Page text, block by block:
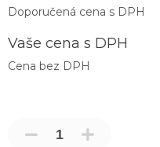
Doporučená cena s DPH
Vaše cena s DPH
Cena bez DPH